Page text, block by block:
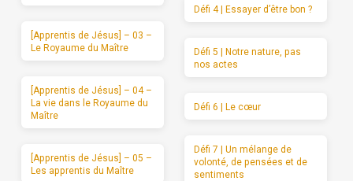
[Apprentis de Jésus] – 03 –
Le Royaume du Maître
[Apprentis de Jésus] – 04 –
La vie dans le Royaume du
Maître
[Apprentis de Jésus] – 05 –
Les apprentis du Maître
Défi 4 | Essayer d’être bon ?
Défi 5 | Notre nature, pas
nos actes
Défi 6 | Le cœur
Défi 7 | Un mélange de
volonté, de pensées et de
sentiments